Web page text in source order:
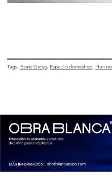
Tags: Boris Groys Espacio doméstico